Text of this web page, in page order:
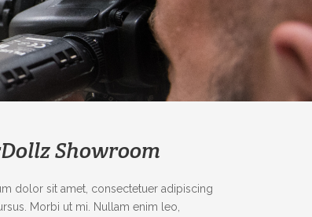
Showroom
dolor sit amet, consectetuer adipiscing
Morbi ut mi. Nullam enim leo,